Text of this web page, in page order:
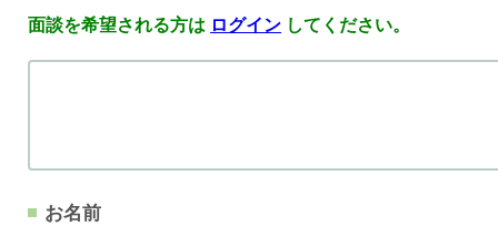
面談を希望される方は ログイン してください。
お名前